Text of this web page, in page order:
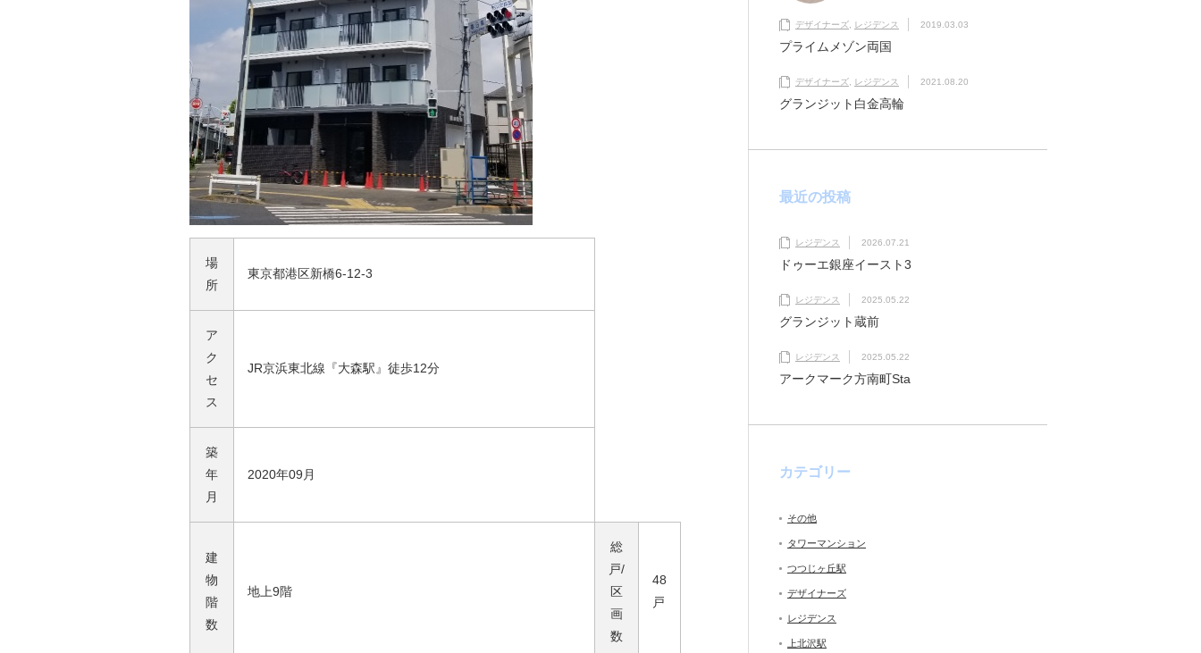
場
所
東京都港区新橋6-12-3
ア
ク
セ
ス
JR京浜東北線『大森駅』徒歩12分
築
年
月
2020年09月
建
物
階
数
地上9階
総
戸/
区
画
数
48
戸
デザイナーズ レジデンス 2019.03.03
プライムメゾン両国
デザイナーズ レジデンス 2021.08.20
グランジット白金高輪
最近の投稿
レジデンス 2026.07.21
ドゥーエ銀座イースト3
レジデンス 2025.05.22
グランジット蔵前
レジデンス 2025.05.22
アークマーク方南町Sta
カテゴリー
その他
タワーマンション
つつじヶ丘駅
デザイナーズ
レジデンス
上北沢駅